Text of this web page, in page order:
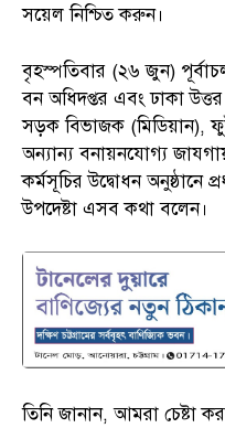
সয়েল নিশ্চিত করুন।
বৃহস্পতিবার (২৬ জুন)
বন অধিদপ্তর এবং ঢাকা
সড়ক বিভাজক (মিডিয়ান),
অন্যান্য বনায়নযোগ্য
কর্মসূচির উদ্বোধন অনুষ্ঠানে
উপদেষ্টা এসব কথা বলেন।
তিনি জানান, আমরা চেষ্টা